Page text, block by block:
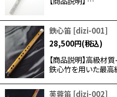
鉄心笛 [dizi-001]
28,500円(税込)
【商品説明】高級材
鉄心竹を用いた最高
芙蓉笛 [dizi-002]